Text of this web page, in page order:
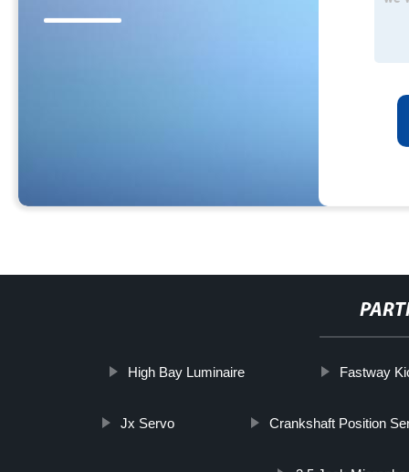
High Bay Luminaire Fastway
Jx Servo Crankshaft Position